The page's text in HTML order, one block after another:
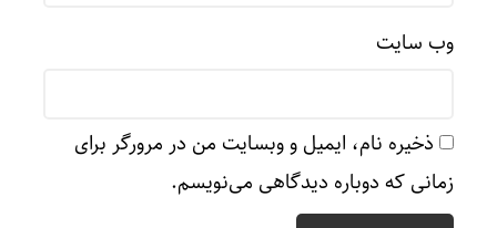
وب‌ سایت
ذخیره نام، ایمیل و وبسایت من در مرورگر برای
زمانی که دوباره دیدگاهی می‌نویسم.